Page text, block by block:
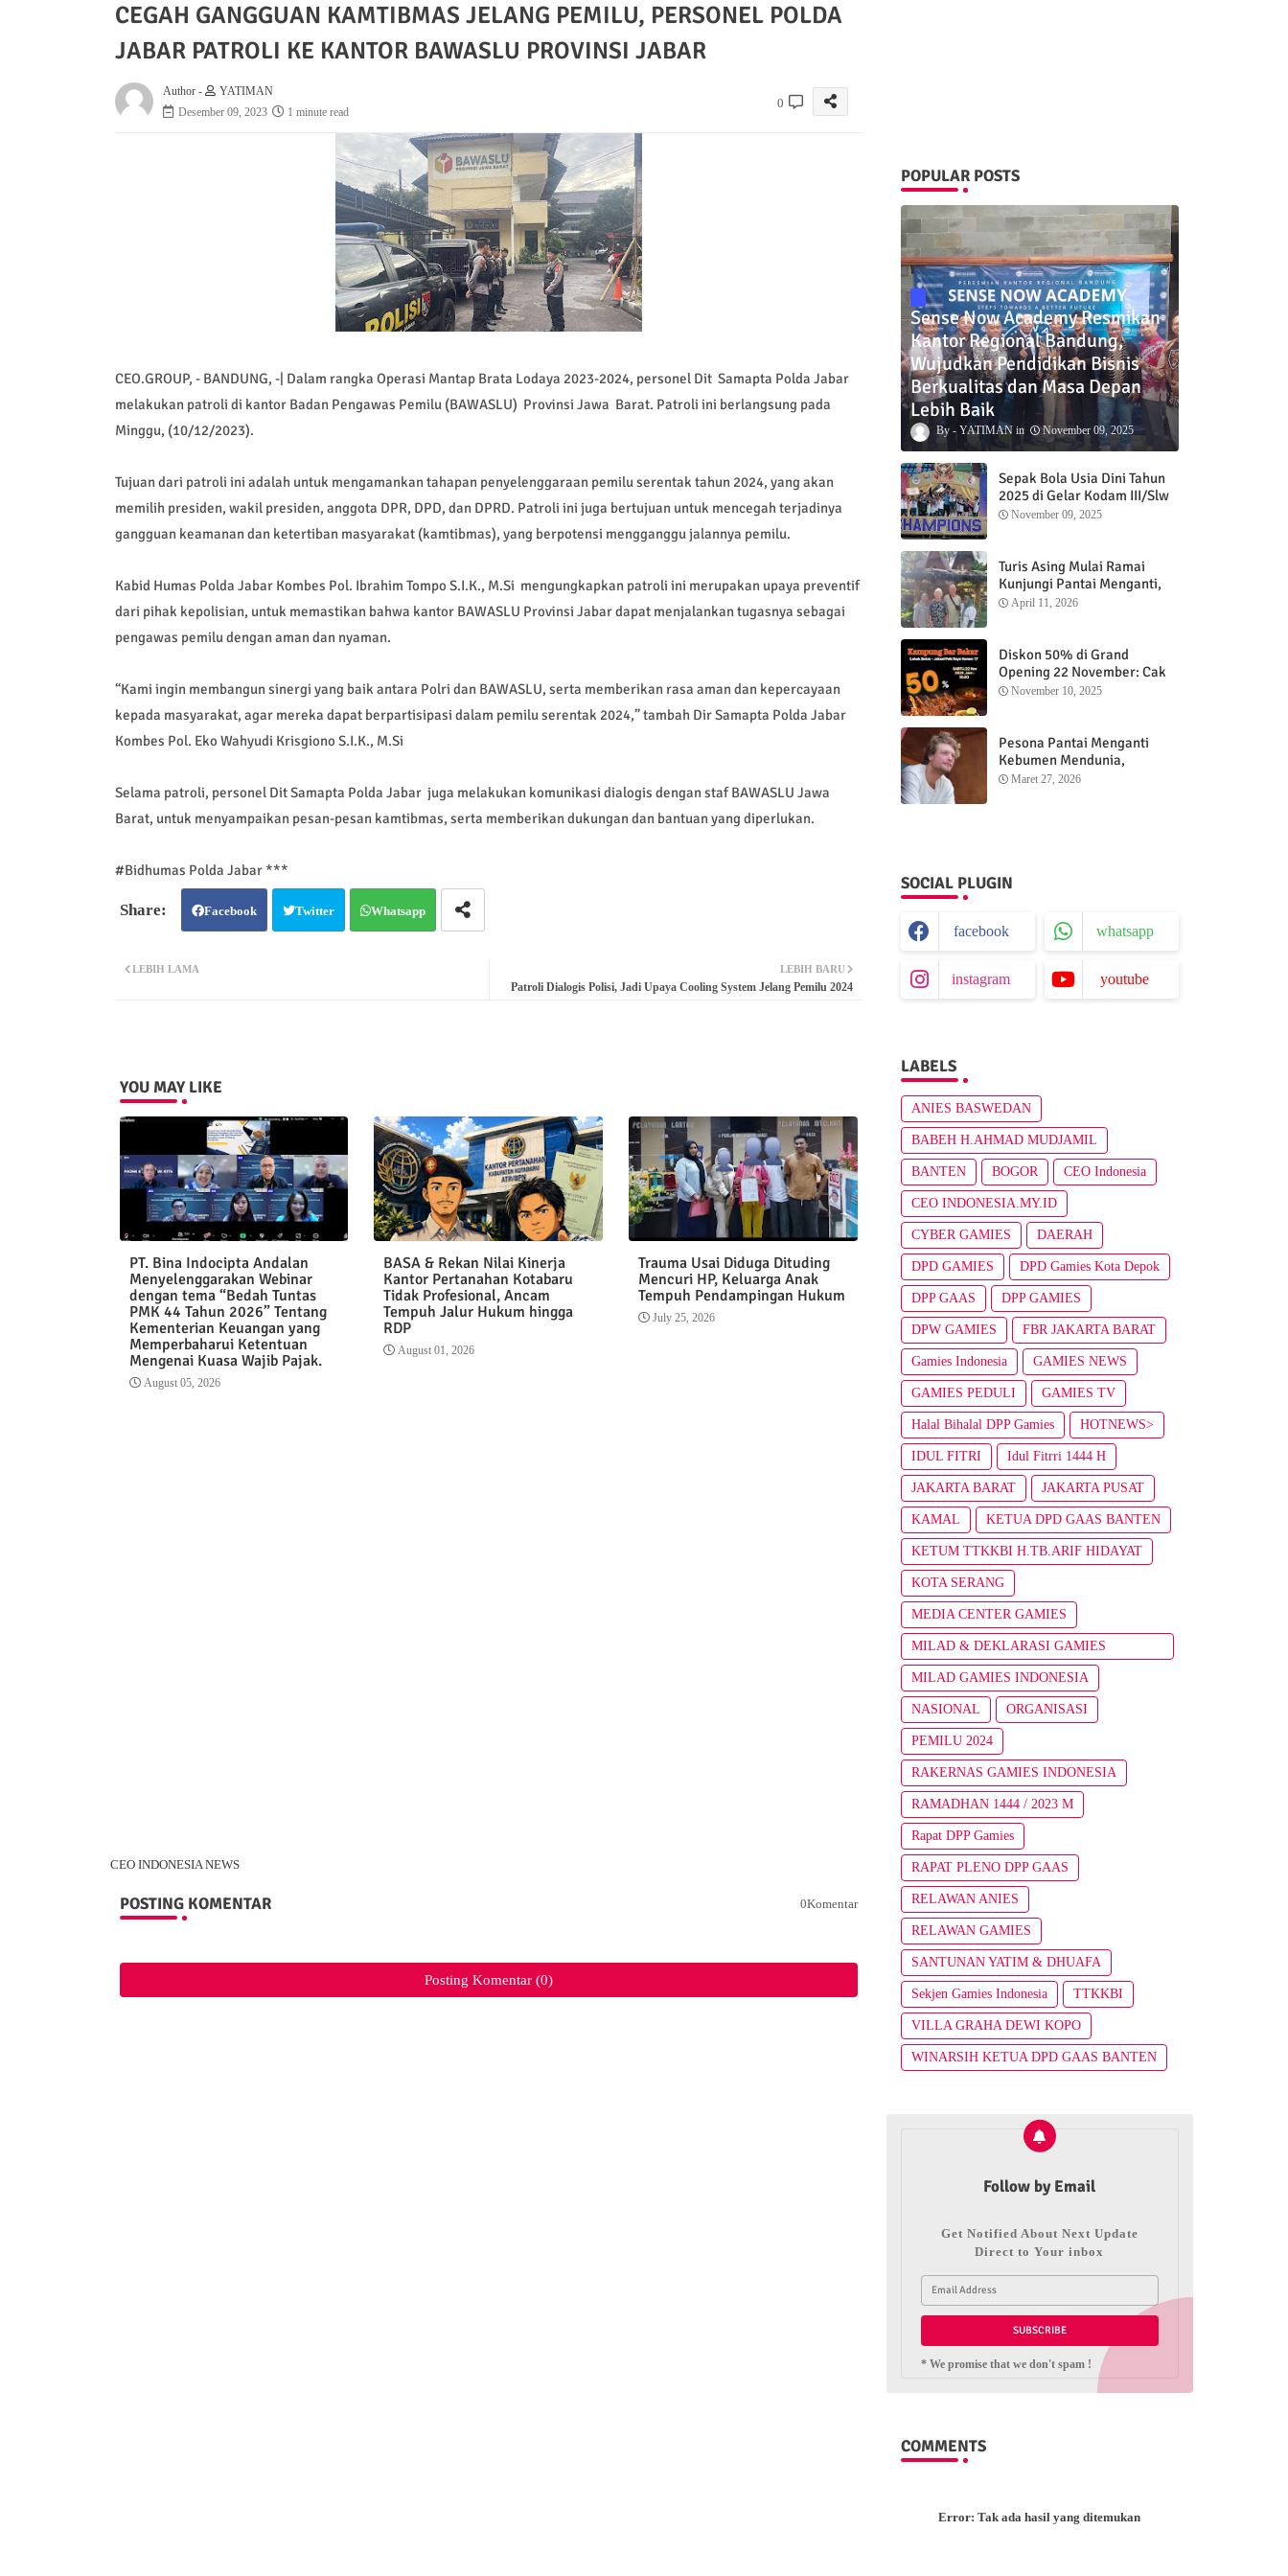
CEGAH GANGGUAN KAMTIBMAS JELANG PEMILU, PERSONEL POLDA
JABAR PATROLI KE KANTOR BAWASLU PROVINSI JABAR
Author -
YATIMAN
Desember 09, 2023
1 minute read
0
CEO.GROUP, - BANDUNG, -| Dalam rangka Operasi Mantap Brata Lodaya 2023-2024, personel Dit Samapta Polda Jabar
melakukan patroli di kantor Badan Pengawas Pemilu (BAWASLU) Provinsi Jawa Barat. Patroli ini berlangsung pada
Minggu, (10/12/2023).
Tujuan dari patroli ini adalah untuk mengamankan tahapan penyelenggaraan pemilu serentak tahun 2024, yang akan
memilih presiden, wakil presiden, anggota DPR, DPD, dan DPRD. Patroli ini juga bertujuan untuk mencegah terjadinya
gangguan keamanan dan ketertiban masyarakat (kamtibmas), yang berpotensi mengganggu jalannya pemilu.
Kabid Humas Polda Jabar Kombes Pol. Ibrahim Tompo S.I.K., M.Si mengungkapkan patroli ini merupakan upaya preventif
dari pihak kepolisian, untuk memastikan bahwa kantor BAWASLU Provinsi Jabar dapat menjalankan tugasnya sebagai
pengawas pemilu dengan aman dan nyaman.
“Kami ingin membangun sinergi yang baik antara Polri dan BAWASLU, serta memberikan rasa aman dan kepercayaan
kepada masyarakat, agar mereka dapat berpartisipasi dalam pemilu serentak 2024,” tambah Dir Samapta Polda Jabar
Kombes Pol. Eko Wahyudi Krisgiono S.I.K., M.Si
Selama patroli, personel Dit Samapta Polda Jabar juga melakukan komunikasi dialogis dengan staf BAWASLU Jawa
Barat, untuk menyampaikan pesan-pesan kamtibmas, serta memberikan dukungan dan bantuan yang diperlukan.
#Bidhumas Polda Jabar ***
Facebook Twitter Whatsapp
LEBIH BARU
Patroli Dialogis Polisi, Jadi Upaya Cooling System Jelang Pemilu 2024
LEBIH LAMA
YOU MAY LIKE
PT. Bina Indocipta Andalan
Menyelenggarakan Webinar
dengan tema “Bedah Tuntas
PMK 44 Tahun 2026” Tentang
Kementerian Keuangan yang
Memperbaharui Ketentuan
Mengenai Kuasa Wajib Pajak.
August 05, 2026
BASA & Rekan Nilai Kinerja
Kantor Pertanahan Kotabaru
Tidak Profesional, Ancam
Tempuh Jalur Hukum hingga
RDP
August 01, 2026
Trauma Usai Diduga Dituding
Mencuri HP, Keluarga Anak
Tempuh Pendampingan Hukum
July 25, 2026
CEO INDONESIA NEWS
POSTING KOMENTAR 0Komentar
Posting Komentar (0)
POPULAR POSTS
Sense Now Academy Resmikan
Kantor Regional Bandung,
Wujudkan Pendidikan Bisnis
Berkualitas dan Masa Depan
Lebih Baik
YATIMAN November 09, 2025
Sepak Bola Usia Dini Tahun
2025 di Gelar Kodam III/Slw
November 09, 2025
Turis Asing Mulai Ramai
Kunjungi Pantai Menganti,
Nikmati Sunrise dan Sunset
April 11, 2026
Diskon 50% di Grand
Opening 22 November: Cak
Ofi Hadirkan Balungan Bakar
November 10, 2025
Pesona Pantai Menganti
Kebumen Mendunia,
Wisatawan Mancanegara
Maret 27, 2026
SOCIAL PLUGIN
facebook whatsapp
instagram youtube
LABELS
ANIES BASWEDAN
BABEH H.AHMAD MUDJAMIL
BANTEN BOGOR CEO Indonesia
CEO INDONESIA.MY.ID
CYBER GAMIES DAERAH
DPD GAMIES DPD Gamies Kota Depok
DPP GAAS DPP GAMIES
DPW GAMIES FBR JAKARTA BARAT
Gamies Indonesia GAMIES NEWS
GAMIES PEDULI GAMIES TV
Halal Bihalal DPP Gamies HOTNEWS>
IDUL FITRI Idul Fitrri 1444 H
JAKARTA BARAT JAKARTA PUSAT
KAMAL KETUA DPD GAAS BANTEN
KETUM TTKKBI H.TB.ARIF HIDAYAT
KOTA SERANG
MEDIA CENTER GAMIES
MILAD & DEKLARASI GAMIES
INDONESIA
MILAD GAMIES INDONESIA
NASIONAL ORGANISASI
PEMILU 2024
RAKERNAS GAMIES INDONESIA
RAMADHAN 1444 / 2023 M
Rapat DPP Gamies
RAPAT PLENO DPP GAAS
RELAWAN ANIES
RELAWAN GAMIES
SANTUNAN YATIM & DHUAFA
Sekjen Gamies Indonesia TTKKBI
VILLA GRAHA DEWI KOPO
WINARSIH KETUA DPD GAAS BANTEN
Follow by Email
Get Notified About Next Update
Direct to Your inbox
* We promise that we don't spam !
COMMENTS
Error: Tak ada hasil yang ditemukan